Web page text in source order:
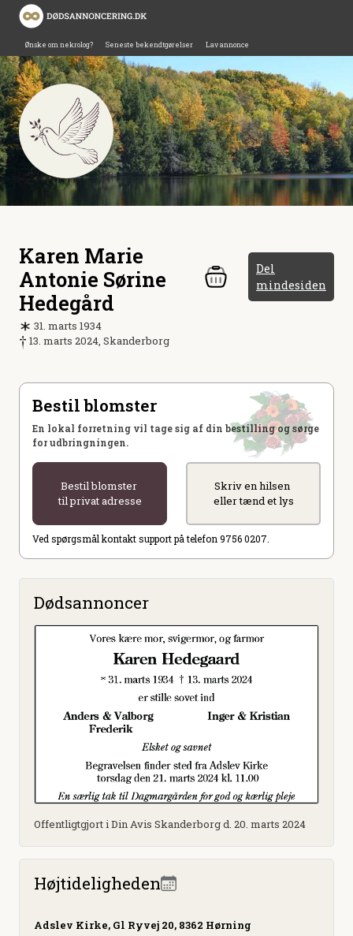
Ønske om nekrolog? Seneste bekendtgørelser Lav annonce
Karen Marie
Antonie Sørine
Hedegård
Del
mindesiden
31. marts 1934
13. marts 2024, Skanderborg
Bestil blomster
En lokal forretning vil tage sig af din bestilling og sørge
for udbringningen.
Bestil blomster
til privat adresse
Skriv en hilsen
eller tænd et lys
Ved spørgsmål kontakt support på telefon 9756 0207.
Dødsannoncer
Offentligtgjort i Din Avis Skanderborg d. 20. marts 2024
Højtideligheden
Adslev Kirke, Gl Ryvej 20, 8362 Hørning